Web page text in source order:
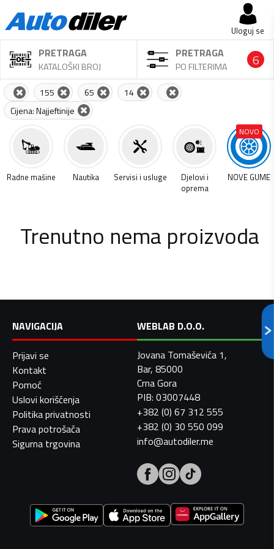
Uloguj se
PRETRAGA
KATALOŠKI BROJ
PRETRAGA
PO FILTERIMA 6
155 65
14
Cijena: Najjeftinije
Radne mašine Nautika Servisi i usluge
Djelovi i
oprema
NOVO
NOVE GUME
Trenutno nema proizvoda
NAVIGACIJA
Prijavi se
Kontakt
Pomoć
Uslovi korišćenja
Politika privatnosti
Prava potrošača
Sigurna trgovina
WEBLAB D.O.O.
Jovana Tomaševića 1,
Bar, 85000
Crna Gora
PIB: 03007448
+382 (0) 67 312 555
+382 (0) 30 550 099
info@autodiler.me